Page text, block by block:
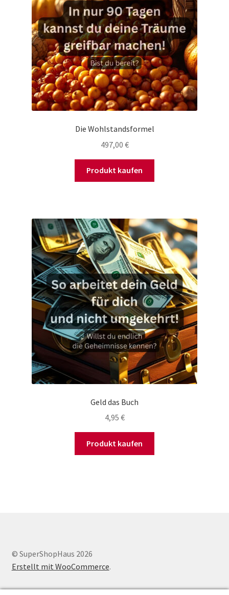
Die Wohlstandsformel
497,00 €
Produkt kaufen
Geld das Buch
4,95 €
Produkt kaufen
© SuperShopHaus 2026
Erstellt mit WooCommerce.